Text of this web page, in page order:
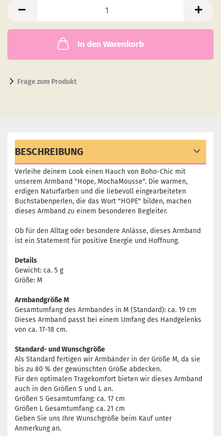
In den Warenkorb
Frage zum Produkt
BESCHREIBUNG
Verleihe deinem Look einen Hauch von Boho-Chic mit
unserem Armband "Hope, MochaMousse". Die warmen,
erdigen Naturfarben und die liebevoll eingearbeiteten
Buchstabenperlen, die das Wort "HOPE" bilden, machen
dieses Armband zu einem besonderen Begleiter.
Ob für den Alltag oder besondere Anlässe, dieses Armband
ist ein Statement für positive Energie und Hoffnung.
Details
Gewicht: ca. 5 g
Größe: M
Armbandgröße M
Gesamtumfang des Armbandes in M (Standard): ca. 19 cm
Dieses Armband passt bei einem Umfang des Handgelenks
von ca. 17-18 cm.
Standard- und Wunschgröße
Als Standard fertigen wir Armbänder in der Größe M, da sie
bis zu 80 % der gewünschten Größe abdecken.
Für den optimalen Tragekomfort bieten wir dieses Armband
auch in den Größen S und L an.
Größen S Gesamtumfang: ca. 17 cm
Größen L Gesamtumfang: ca. 21 cm
Geben Sie uns Ihre Wunschgröße beim Kauf unter
Anmerkung an.